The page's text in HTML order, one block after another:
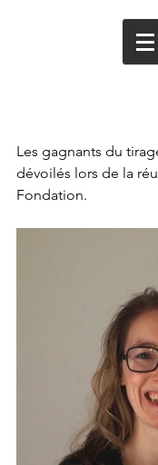
Les gagnants du
dévoilés lors de la
Fondation.